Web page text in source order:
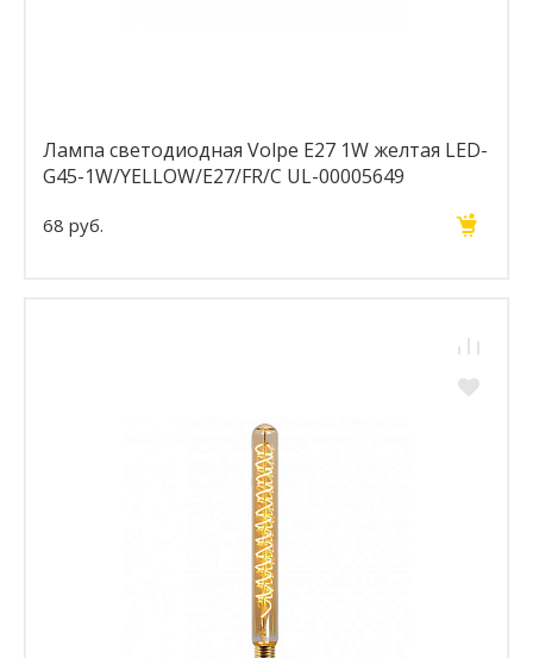
Лампа светодиодная Volpe E27 1W желтая LED-
G45-1W/YELLOW/E27/FR/С UL-00005649
68 руб.